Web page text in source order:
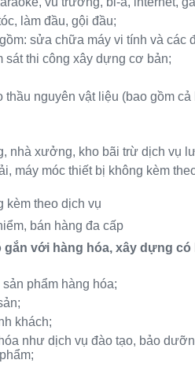
làm đầu, gội đầu;
sửa chữa máy vi tính và các
sát thi công xây dựng cơ bản;
nguyên vật liệu (bao gồm cả
nhà xưởng, kho bãi trừ dịch vụ
máy móc thiết bị không kèm
kèm theo dịch vụ
bán hàng đa cấp
gắn với hàng hóa, xây dựng có
phẩm hàng hóa;
khách;
như dịch vụ đào tạo, bảo